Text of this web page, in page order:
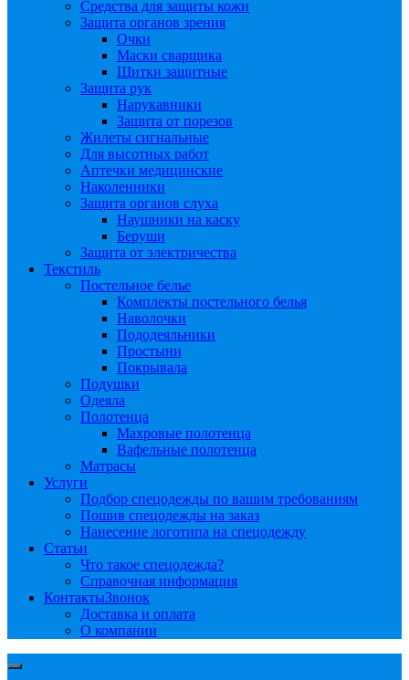
Средства для защиты кожи
Защита органов зрения
Очки
Маски сварщика
Щитки защитные
Защита рук
Нарукавники
Защита от порезов
Жилеты сигнальные
Для высотных работ
Аптечки медицинские
Наколенники
Защита органов слуха
Наушники на каску
Беруши
Защита от электричества
Текстиль
Постельное белье
Комплекты постельного белья
Наволочки
Пододеяльники
Простыни
Покрывала
Подушки
Одеяла
Полотенца
Махровые полотенца
Вафельные полотенца
Матрасы
Услуги
Подбор спецодежды по вашим требованиям
Пошив спецодежды на заказ
Нанесение логотипа на спецодежду
Статьи
Что такое спецодежда?
Справочная информация
КонтактыЗвонок
Доставка и оплата
О компании